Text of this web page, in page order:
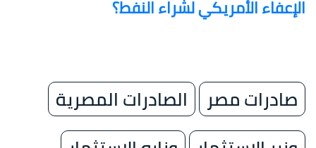
الإعفاء الأمريكي لشراء النفط؟
صادرات مصر
الصادرات المصرية